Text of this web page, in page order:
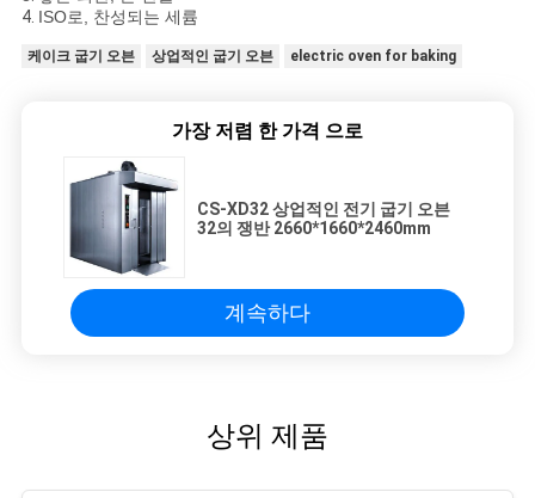
4. ISO로, 찬성되는 세륨
케이크 굽기 오븐 상업적인 굽기 오븐 electric oven for baking
가장 저렴 한 가격 으로
CS-XD32 상업적인 전기 굽기 오븐
32의 쟁반 2660*1660*2460mm
계속하다
상위 제품